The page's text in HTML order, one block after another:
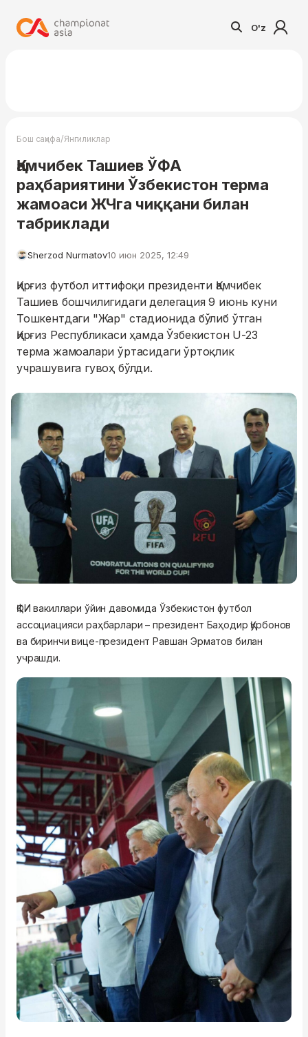
O'z
Бош саҳифа/Янгиликлар
Қамчибек Ташиев ЎФА
раҳбариятини Ўзбекистон терма
жамоаси ЖЧга чиққани билан
табриклади
Sherzod Nurmatov10 июн 2025, 12:49
Қирғиз футбол иттифоқи президенти Қамчибек
Ташиев бошчилигидаги делегация 9 июнь куни
Тошкентдаги "Жар" стадионида бўлиб ўтган
Қирғиз Республикаси ҳамда Ўзбекистон U-23
терма жамоалари ўртасидаги ўртоқлик
учрашувига гувоҳ бўлди.
ҚФИ вакиллари ўйин давомида Ўзбекистон футбол
ассоциацияси раҳбарлари – президент Баҳодир Қурбонов
ва биринчи вице-президент Равшан Эрматов билан
учрашди.